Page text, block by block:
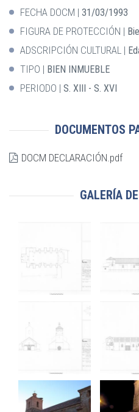
FECHA DOCM 31/03/1993
FIGURA DE PROTECCIÓN
ADSCRIPCIÓN CULTURAL
TIPO BIEN INMUEBLE
PERIODO S. XIII - S. XVI
DOCUMENTOS
DOCM DECLARACIÓN.pdf
GALERÍA